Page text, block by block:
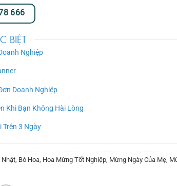
666
BIỆT
Nghiệp
Doanh Nghiệp
Khi Bạn Không Hài Lòng
Trên 3 Ngày
Nhật Bó Hoa Hoa Mừng Tốt Nghiệp Mừng Ngày Của Mẹ